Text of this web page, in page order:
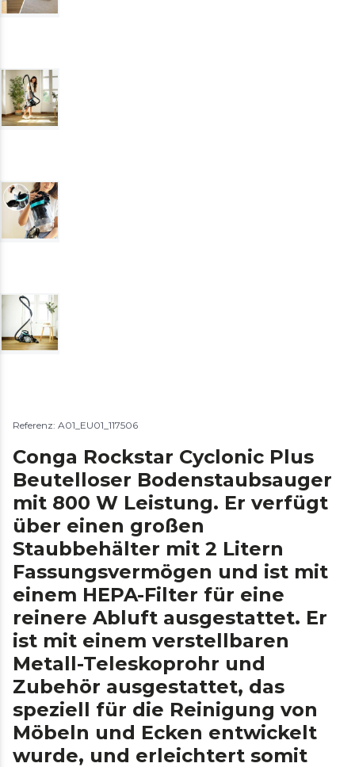
Referenz: A01_EU01_117506
Conga Rockstar Cyclonic Plus
Beutelloser Bodenstaubsauger
mit 800 W Leistung. Er verfügt
über einen großen
Staubbehälter mit 2 Litern
Fassungsvermögen und ist mit
einem HEPA-Filter für eine
reinere Abluft ausgestattet. Er
ist mit einem verstellbaren
Metall-Teleskoprohr und
Zubehör ausgestattet, das
speziell für die Reinigung von
Möbeln und Ecken entwickelt
wurde, und erleichtert somit